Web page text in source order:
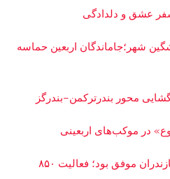
عشق و دلدادگی
شهر؛جاماندگان اربعین حماسه
محور بندرترکمن–بندرگز
در موکب‌های اربعینی
مدیریت تأمین شیرخشک در مازندران موفق بود؛ فعالیت ۸۵۰